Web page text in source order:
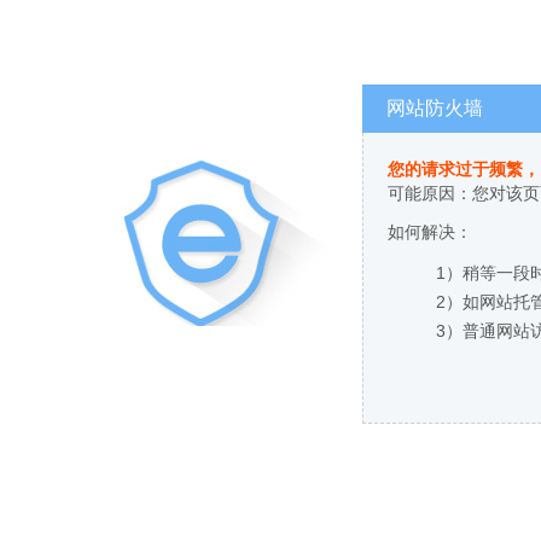
网站防火墙
您的请求过于频繁
可能原因：您对该
如何解决：
1）稍等一段
2）如网站托
3）普通网站